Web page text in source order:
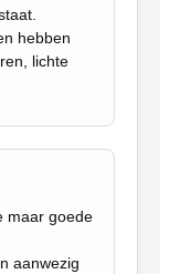
hebben
lichte
maar goede
aanwezig